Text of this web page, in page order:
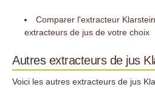
Comparer l'extracteur
extracteurs de jus de votre choix
Autres extracteurs de jus
Voici les autres extracteurs de jus